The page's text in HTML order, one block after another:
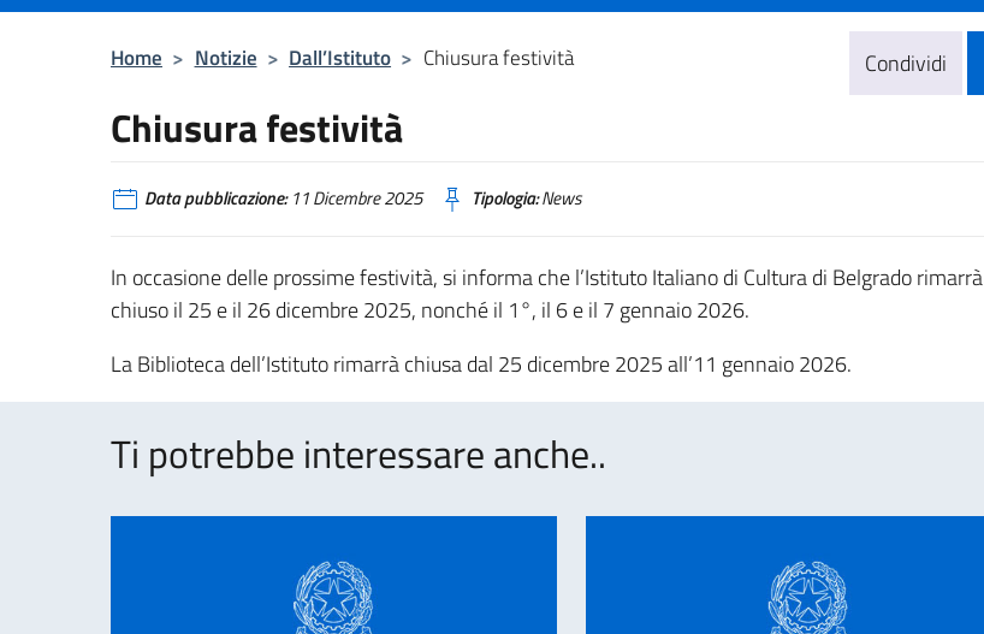
Home > Notizie > Dall’Istituto > Chiusura festività Condividi
Chiusura festività
Data pubblicazione:11 Dicembre 2025 Tipologia:News
In occasione delle prossime festività, si informa che l’Istituto Italiano di Cultura di Belgrado rimarrà
chiuso il 25 e il 26 dicembre 2025, nonché il 1°, il 6 e il 7 gennaio 2026.
La Biblioteca dell’Istituto rimarrà chiusa dal 25 dicembre 2025 all’11 gennaio 2026.
Ti potrebbe interessare anche..